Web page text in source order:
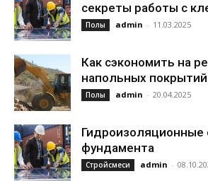
секреты работы с
Полы admin - 11.03.2025
Как сэкономить на
напольных покрытий
Полы admin - 20.04.2025
Гидроизоляционные
фундамента
Стройсмеси admin -